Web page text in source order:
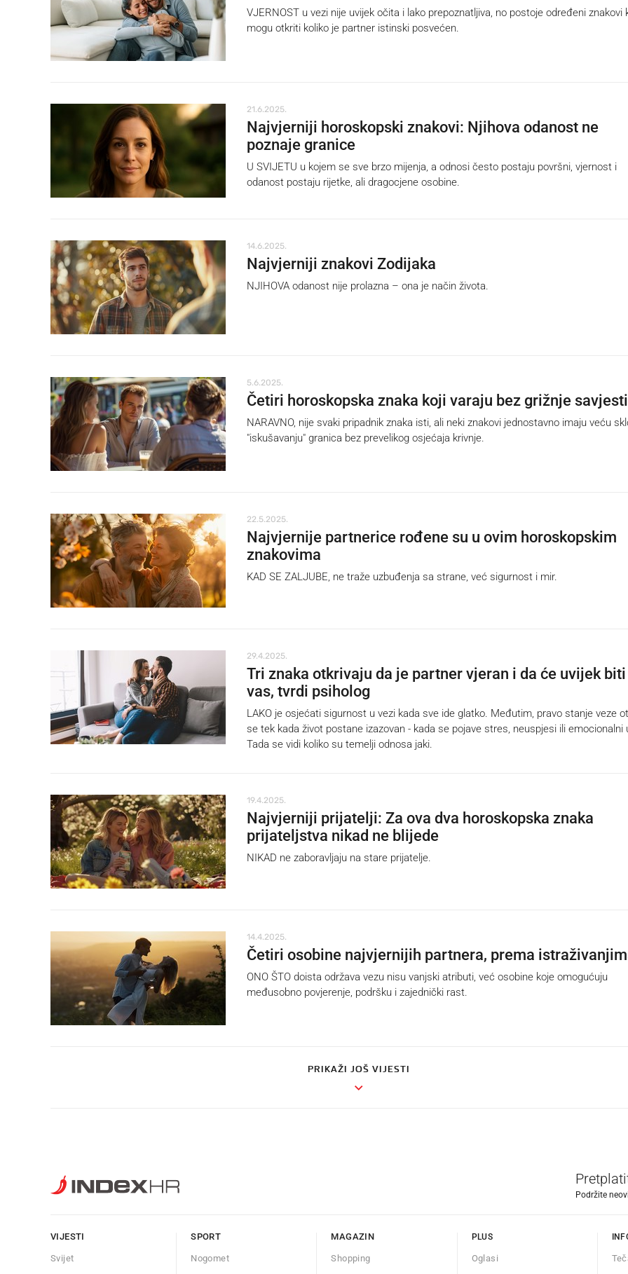
VJERNOST u vezi nije uvijek očita i lako prepoznatljiva, no postoje određeni znakovi
mogu otkriti koliko je partner istinski posvećen.
21.6.2025.
Najvjerniji horoskopski znakovi: Njihova odanost ne
poznaje granice
U SVIJETU u kojem se sve brzo mijenja, a odnosi često postaju površni, vjernost i
odanost postaju rijetke, ali dragocjene osobine.
14.6.2025.
Najvjerniji znakovi Zodijaka
NJIHOVA odanost nije prolazna – ona je način života.
5.6.2025.
Četiri horoskopska znaka koji varaju bez grižnje savjesti
NARAVNO, nije svaki pripadnik znaka isti, ali neki znakovi jednostavno imaju veću
"iskušavanju" granica bez prevelikog osjećaja krivnje.
22.5.2025.
Najvjernije partnerice rođene su u ovim horoskopskim
znakovima
KAD SE ZALJUBE, ne traže uzbuđenja sa strane, već sigurnost i mir.
29.4.2025.
Tri znaka otkrivaju da je partner vjeran i da će uvijek
vas, tvrdi psiholog
LAKO je osjećati sigurnost u vezi kada sve ide glatko. Međutim, pravo stanje veze
se tek kada život postane izazovan - kada se pojave stres, neuspjesi ili emocionalni
Tada se vidi koliko su temelji odnosa jaki.
19.4.2025.
Najvjerniji prijatelji: Za ova dva horoskopska znaka
prijateljstva nikad ne blijede
NIKAD ne zaboravljaju na stare prijatelje.
14.4.2025.
Četiri osobine najvjernijih partnera, prema
ONO ŠTO doista održava vezu nisu vanjski atributi, već osobine koje omogućuju
međusobno povjerenje, podršku i zajednički rast.
PRIKAŽI JOŠ VIJESTI
Podržite
VIJESTI
Svijet
SPORT
Nogomet
MAGAZIN
Shopping
PLUS
Oglasi